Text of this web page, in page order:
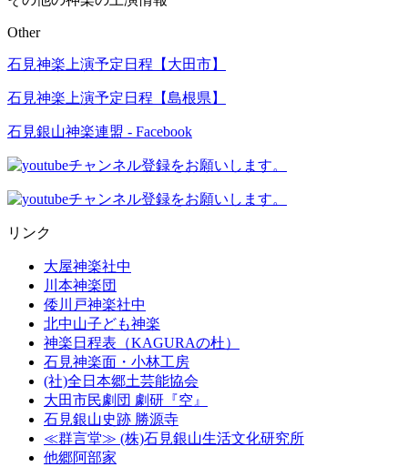
Other
石見神楽上演予定日程【大田市】
石見神楽上演予定日程【島根県】
石見銀山神楽連盟 - Facebook
リンク
大屋神楽社中
川本神楽団
倭川戸神楽社中
北中山子ども神楽
神楽日程表（KAGURAの杜）
石見神楽面・小林工房
(社)全日本郷土芸能協会
大田市民劇団 劇研『空』
石見銀山史跡 勝源寺
≪群言堂≫ (株)石見銀山生活文化研究所
他郷阿部家